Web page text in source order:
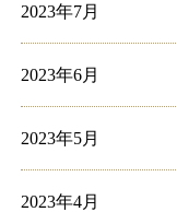
2023年7月
2023年6月
2023年5月
2023年4月